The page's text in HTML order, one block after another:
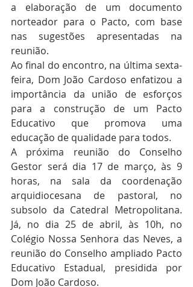
a elaboração de um documento
norteador para o Pacto, com base
nas sugestões apresentadas na
reunião.
Ao final do encontro, na última sexta-
feira, Dom João Cardoso enfatizou a
importância da união de esforços
para a construção de um Pacto
Educativo que promova uma
educação de qualidade para todos.
A próxima reunião do Conselho
Gestor será dia 17 de março, às 9
horas, na sala da coordenação
arquidiocesana de pastoral, no
subsolo da Catedral Metropolitana.
Já, no dia 25 de abril, às 10h, no
Colégio Nossa Senhora das Neves, a
reunião do Conselho ampliado Pacto
Educativo Estadual, presidida por
Dom João Cardoso.